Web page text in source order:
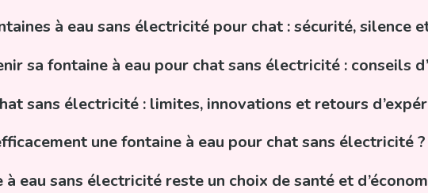
à eau sans électricité pour chat : sécurité, silence
sa fontaine à eau pour chat sans électricité : conseils
sans électricité : limites, innovations et retours
une fontaine à eau pour chat sans électricité ?
eau sans électricité reste un choix de santé et